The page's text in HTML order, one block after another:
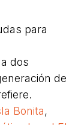
para
a dos
de
Bonita,